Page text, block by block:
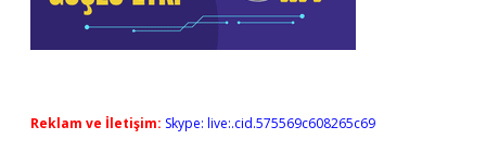
Reklam ve İletişim: Skype: live:.cid.575569c608265c69